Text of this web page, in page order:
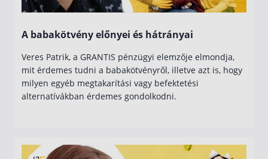
A babakötvény előnyei és hátrányai
Veres Patrik, a GRANTIS pénzügyi elemzője elmondja,
mit érdemes tudni a babakötvényről, illetve azt is, hogy
milyen egyéb megtakarítási vagy befektetési
alternatívákban érdemes gondolkodni.